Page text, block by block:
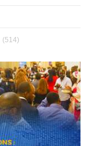
(514)